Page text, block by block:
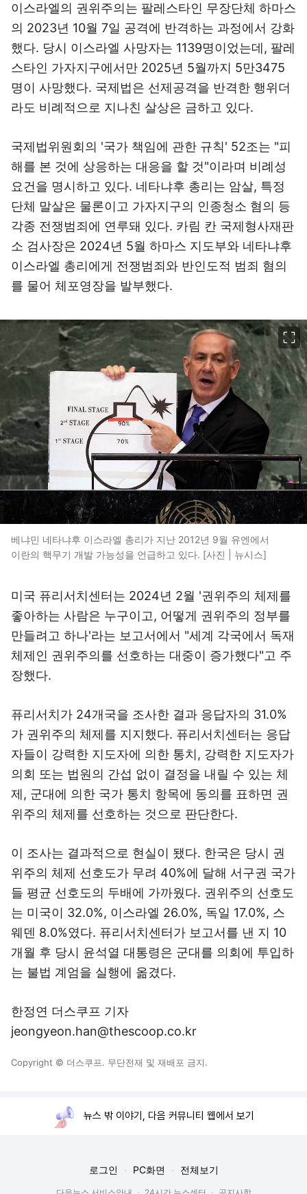
이스라엘의 권위주의는 팔레스타인 무장단체 하마스
의 2023년 10월 7일 공격에 반격하는 과정에서 강화
했다. 당시 이스라엘 사망자는 1139명이었는데, 팔레
스타인 가자지구에서만 2025년 5월까지 5만3475
명이 사망했다. 국제법은 선제공격을 반격한 행위더
라도 비례적으로 지나친 살상은 금하고 있다.
국제법위원회의 '국가 책임에 관한 규칙' 52조는 "피
해를 본 것에 상응하는 대응을 할 것"이라며 비례성
요건을 명시하고 있다. 네타냐후 총리는 암살, 특정
단체 말살은 물론이고 가자지구의 인종청소 혐의 등
각종 전쟁범죄에 연루돼 있다. 카림 칸 국제형사재판
소 검사장은 2024년 5월 하마스 지도부와 네타냐후
이스라엘 총리에게 전쟁범죄와 반인도적 범죄 혐의
를 물어 체포영장을 발부했다.
베냐민 네타냐후 이스라엘 총리가 지난 2012년 9월 유엔에서
이란의 핵무기 개발 가능성을 언급하고 있다. [사진 | 뉴시스]
미국 퓨리서치센터는 2024년 2월 '권위주의 체제를
좋아하는 사람은 누구이고, 어떻게 권위주의 정부를
만들려고 하나'라는 보고서에서 "세계 각국에서 독재
체제인 권위주의를 선호하는 대중이 증가했다"고 주
장했다.
퓨리서치가 24개국을 조사한 결과 응답자의 31.0%
가 권위주의 체제를 지지했다. 퓨리서치센터는 응답
자들이 강력한 지도자에 의한 통치, 강력한 지도자가
의회 또는 법원의 간섭 없이 결정을 내릴 수 있는 체
제, 군대에 의한 국가 통치 항목에 동의를 표하면 권
위주의 체제를 선호하는 것으로 판단한다.
이 조사는 결과적으로 현실이 됐다. 한국은 당시 권
위주의 체제 선호도가 무려 40%에 달해 서구권 국가
들 평균 선호도의 두배에 가까웠다. 권위주의 선호도
는 미국이 32.0%, 이스라엘 26.0%, 독일 17.0%, 스
웨덴 8.0%였다. 퓨리서치센터가 보고서를 낸 지 10
개월 후 당시 윤석열 대통령은 군대를 의회에 투입하
는 불법 계엄을 실행에 옮겼다.
한정연 더스쿠프 기자
jeongyeon.han@thescoop.co.kr
Copyright © 더스쿠프. 무단전재 및 재배포 금지.
뉴스 밖 이야기, 다음 커뮤니티 웹에서 보기
로그인 PC화면 전체보기